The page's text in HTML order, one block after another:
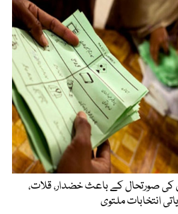
کی صورتحال کے باعث خضدار، قلات،
انتخابات ملتوی